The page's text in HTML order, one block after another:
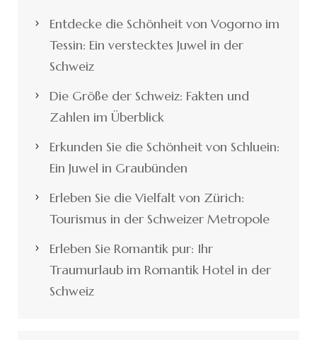
Entdecke die Schönheit von Vogorno im
Tessin: Ein verstecktes Juwel in der
Schweiz
Die Größe der Schweiz: Fakten und
Zahlen im Überblick
Erkunden Sie die Schönheit von Schluein:
Ein Juwel in Graubünden
Erleben Sie die Vielfalt von Zürich:
Tourismus in der Schweizer Metropole
Erleben Sie Romantik pur: Ihr
Traumurlaub im Romantik Hotel in der
Schweiz